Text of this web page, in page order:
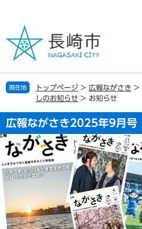
の
で
す
ー
ば
し
本
文
現在地 トップページ > 広報ながさき >
しのお知らせ > お知らせ
広報ながさき2025年9月号